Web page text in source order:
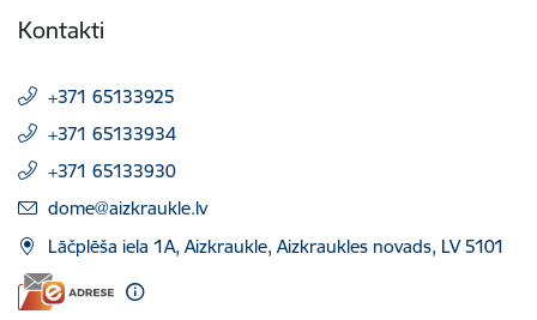
Kontakti
+371 65133925
+371 65133934
+371 65133930
E-pasts:
dome@aizkraukle.lv
Lāčplēša iela 1A, Aizkraukle, Aizkraukles novads, LV 5101